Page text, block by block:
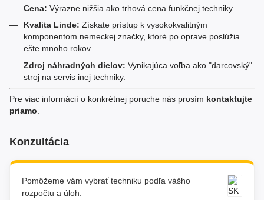
Cena: Výrazne nižšia ako trhová cena funkčnej techniky.
Kvalita Linde: Získate prístup k vysokokvalitným
komponentom nemeckej značky, ktoré po oprave poslúžia
ešte mnoho rokov.
Zdroj náhradných dielov: Vynikajúca voľba ako "darcovský"
stroj na servis inej techniky.
Pre viac informácií o konkrétnej poruche nás prosím kontaktujte
priamo
Konzultácia
Pomôžeme vám vybrať techniku podľa vášho
rozpočtu a úloh.